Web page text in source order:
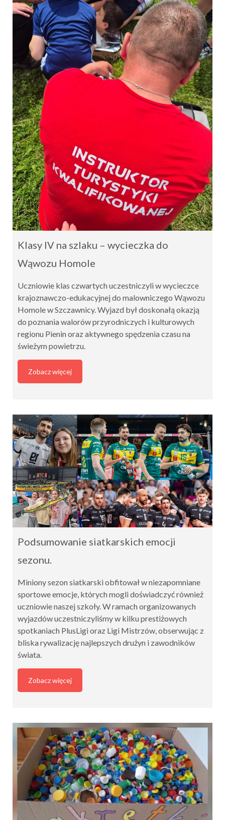
Klasy IV na szlaku – wycieczka do
Wąwozu Homole
Uczniowie klas czwartych uczestniczyli w wycieczce
krajoznawczo-edukacyjnej do malowniczego Wąwozu
Homole w Szczawnicy. Wyjazd był doskonałą okazją
do poznania walorów przyrodniczych i kulturowych
regionu Pienin oraz aktywnego spędzenia czasu na
świeżym powietrzu.
Zobacz więcej
Podsumowanie siatkarskich emocji
sezonu.
Miniony sezon siatkarski obfitował w niezapomniane
sportowe emocje, których mogli doświadczyć również
uczniowie naszej szkoły. W ramach organizowanych
wyjazdów uczestniczyliśmy w kilku prestiżowych
spotkaniach PlusLigi oraz Ligi Mistrzów, obserwując z
bliska rywalizację najlepszych drużyn i zawodników
świata.
Zobacz więcej